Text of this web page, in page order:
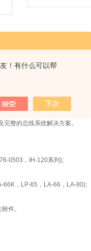
！有什么可以帮
产和销售编码器，工业计算
位移测量系统，包括增量旋
达36位，同时编码器的匹配
接口）能与任何一种PLC相兼容
线型值位移传感器、配拉线盒
整的总线系统解决方案。
0503，IH-120系列);
66K，LP-65，LA-66，LA-80);
件。